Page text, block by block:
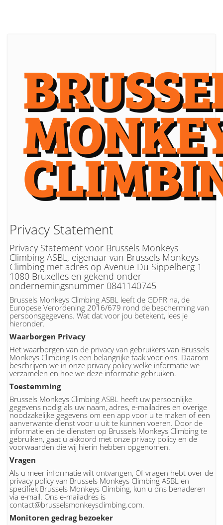
Privacy Statement
Privacy Statement voor Brussels Monkeys
Climbing ASBL, eigenaar van Brussels Monkeys
Climbing met adres op Avenue Du Sippelberg 1
1080 Bruxelles en gekend onder
ondernemingsnummer 0841140745
Brussels Monkeys Climbing ASBL leeft de GDPR na, de
Europese Verordening 2016/679 rond de bescherming van
persoonsgegevens. Wat dat voor jou betekent, lees je
hieronder.
Waarborgen Privacy
Het waarborgen van de privacy van gebruikers van Brussels
Monkeys Climbing Is een belangrijke taak voor ons. Daarom
beschrijven we in onze privacy policy welke informatie we
verzamelen en hoe we deze informatie gebruiken.
Toestemming
Brussels Monkeys Climbing ASBL heeft uw persoonlijke
gegevens nodig als uw naam, adres, e-mailadres en overige
noodzakelijke gegevens om een app voor u te maken of een
aanverwante dienst voor u uit te kunnen voeren. Door de
informatie en de diensten op Brussels Monkeys Climbing te
gebruiken, gaat u akkoord met onze privacy policy en de
voorwaarden die wij hierin hebben opgenomen.
Vragen
Als u meer informatie wilt ontvangen, Of vragen hebt over de
privacy policy van Brussels Monkeys Climbing ASBL en
specifiek Brussels Monkeys Climbing, kun u ons benaderen
via e-mail. Ons e-mailadres is
contact@brusselsmonkeysclimbing.com.
Monitoren gedrag bezoeker